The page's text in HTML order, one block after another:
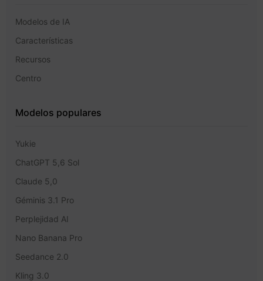
Modelos de IA
Características
Recursos
Centro
Modelos populares
Yukie
ChatGPT 5,6 Sol
Claude 5,0
Géminis 3.1 Pro
Perplejidad AI
Nano Banana Pro
Seedance 2.0
Kling 3.0